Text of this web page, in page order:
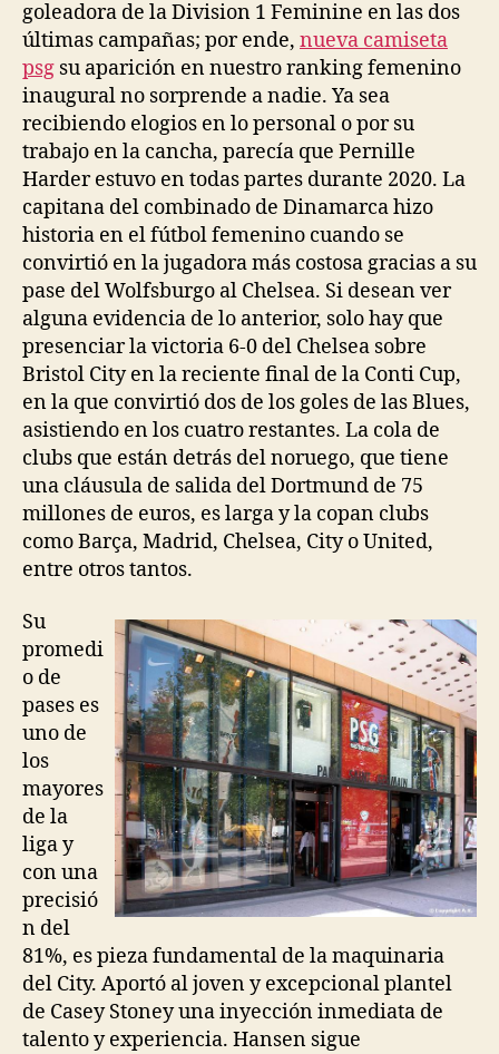
goleadora de la Division 1 Feminine en las dos
últimas campañas; por ende, nueva camiseta
psg su aparición en nuestro ranking femenino
inaugural no sorprende a nadie. Ya sea
recibiendo elogios en lo personal o por su
trabajo en la cancha, parecía que Pernille
Harder estuvo en todas partes durante 2020. La
capitana del combinado de Dinamarca hizo
historia en el fútbol femenino cuando se
convirtió en la jugadora más costosa gracias a su
pase del Wolfsburgo al Chelsea. Si desean ver
alguna evidencia de lo anterior, solo hay que
presenciar la victoria 6-0 del Chelsea sobre
Bristol City en la reciente final de la Conti Cup,
en la que convirtió dos de los goles de las Blues,
asistiendo en los cuatro restantes. La cola de
clubs que están detrás del noruego, que tiene
una cláusula de salida del Dortmund de 75
millones de euros, es larga y la copan clubs
como Barça, Madrid, Chelsea, City o United,
entre otros tantos.
Su
promedi
o de
pases es
uno de
los
mayores
de la
liga y
con una
precisió
n del
81%, es pieza fundamental de la maquinaria
del City. Aportó al joven y excepcional plantel
de Casey Stoney una inyección inmediata de
talento y experiencia. Hansen sigue